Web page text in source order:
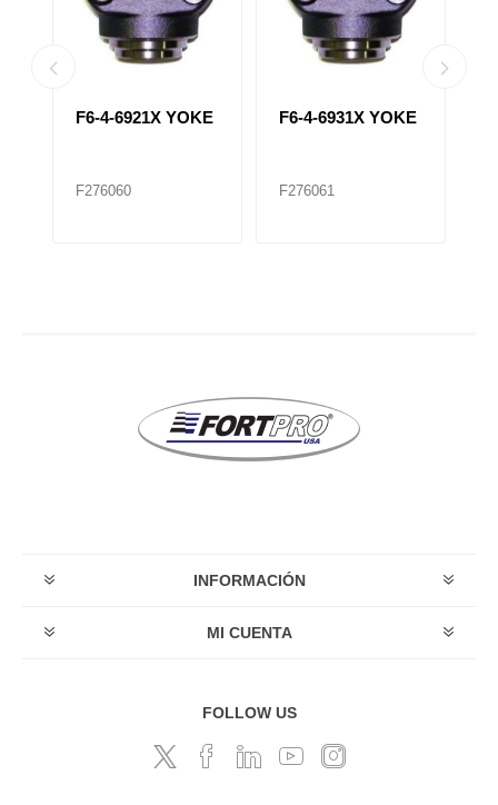
F6-4-6921X YOKE
F276060
F6-4-6931X YOKE
F276061
INFORMACIÓN
MI CUENTA
FOLLOW US